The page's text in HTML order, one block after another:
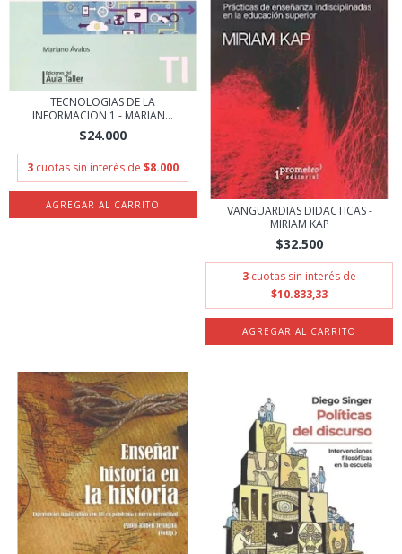
TECNOLOGIAS DE LA
INFORMACION 1 - MARIAN...
$24.000
3 cuotas sin interés de $8.000
VANGUARDIAS DIDACTICAS -
MIRIAM KAP
$32.500
3 cuotas sin interés de
$10.833,33